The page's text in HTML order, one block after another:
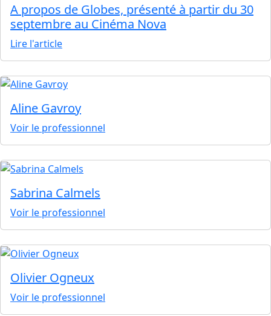
A propos de Globes, présenté à partir du 30
septembre au Cinéma Nova
Lire l'article
Aline Gavroy
Voir le professionnel
Sabrina Calmels
Voir le professionnel
Olivier Ogneux
Voir le professionnel